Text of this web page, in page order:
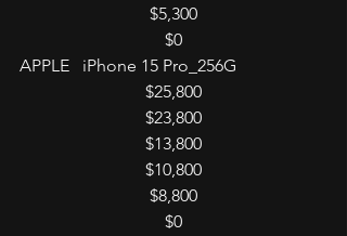
$5,300
$0
APPLE   iPhone 15 Pro_256G
$25,800
$23,800
$13,800
$10,800
$8,800
$0